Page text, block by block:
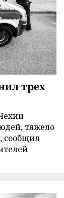
трех
тяжело
сообщил